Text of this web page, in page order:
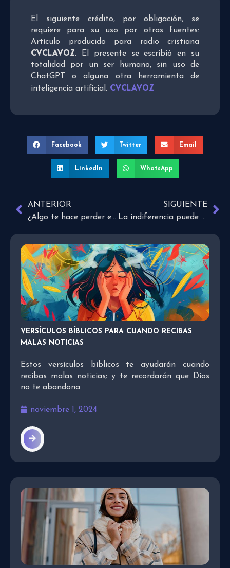
El siguiente crédito, por obligación, se
requiere para su uso por otras fuentes:
Artículo producido para radio cristiana
CVCLAVOZ. El presente se escribió en su
totalidad por un ser humano, sin uso de
ChatGPT o alguna otra herramienta de
inteligencia artificial. CVCLAVOZ
Facebook Twitter Email
LinkedIn WhatsApp
ANTERIOR
¿Algo te hace perder el control de tu vida?
SIGUIENTE
La indiferencia puede herir más que las palabras
VERSÍCULOS BÍBLICOS PARA CUANDO RECIBAS
MALAS NOTICIAS
Estos versículos bíblicos te ayudarán cuando
recibas malas noticias; y te recordarán que Dios
no te abandona.
noviembre 1, 2024